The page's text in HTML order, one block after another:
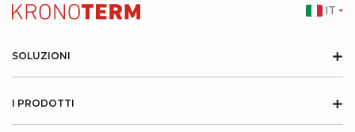
SOLUZIONI +
I PRODOTTI +
IT